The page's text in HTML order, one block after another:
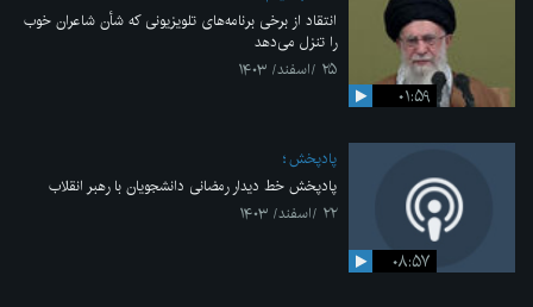
۰۱:۵۹
انتقاد از برخی برنامه‌های تلویزیونی که شأن شاعران خوب
را تنزل می‌دهد
۲۵ /اسفند/ ۱۴۰۳
۰۸:۵۷
پادپخش
پادپخش خط دیدار رمضانی دانشجویان با رهبر انقلاب
۲۲ /اسفند/ ۱۴۰۳